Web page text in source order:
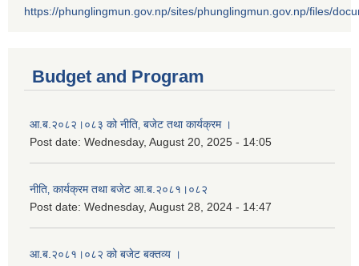
https://phunglingmun.gov.np/sites/phunglingmun.gov.np/files/
Budget and Program
आ.ब.२०८२।०८३ को नीति‚ बजेट तथा कार्यक्रम ।
Post date: Wednesday, August 20, 2025 - 14:05
नीति‚ कार्यक्रम तथा बजेट आ.ब.२०८१।०८२
Post date: Wednesday, August 28, 2024 - 14:47
आ.ब.२०८१।०८२ को बजेट बक्तव्य ।